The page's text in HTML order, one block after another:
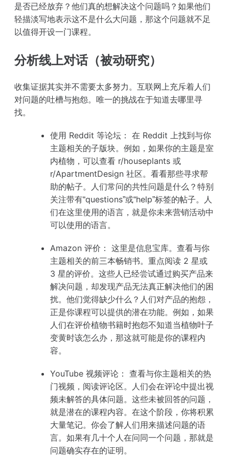
是否已经放弃？他们真的想解决这个问题吗？如果他们
轻描淡写地表示这不是什么大问题，那这个问题就不足
以值得开设一门课程。
分析线上对话（被动研究）
收集证据其实并不需要太多努力。互联网上充斥着人们
对问题的吐槽与抱怨。唯一的挑战在于知道去哪里寻
找。
使用 Reddit 等论坛： 在 Reddit 上找到与你
主题相关的子版块。例如，如果你的主题是室
内植物，可以查看 r/houseplants 或
r/ApartmentDesign 社区。看看那些寻求帮
助的帖子。人们常问的共性问题是什么？特别
关注带有“questions”或“help”标签的帖子。人
们在这里使用的语言，就是你未来营销活动中
可以使用的语言。
Amazon 评价： 这里是信息宝库。查看与你
主题相关的前三本畅销书。重点阅读 2 星或
3 星的评价。这些人已经尝试通过购买产品来
解决问题，却发现产品无法真正解决他们的困
扰。他们觉得缺少什么？人们对产品的抱怨，
正是你课程可以提供的潜在功能。例如，如果
人们在评价植物书籍时抱怨不知道当植物叶子
变黄时该怎么办，那这就可能是你的课程内
容。
YouTube 视频评论： 查看与你主题相关的热
门视频，阅读评论区。人们会在评论中提出视
频未解答的具体问题。这些未被回答的问题，
就是潜在的课程内容。在这个阶段，你将积累
大量笔记。你会了解人们用来描述问题的语
言。如果有几十个人在问同一个问题，那就是
问题确实存在的证明。